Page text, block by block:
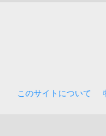
このサイトについて